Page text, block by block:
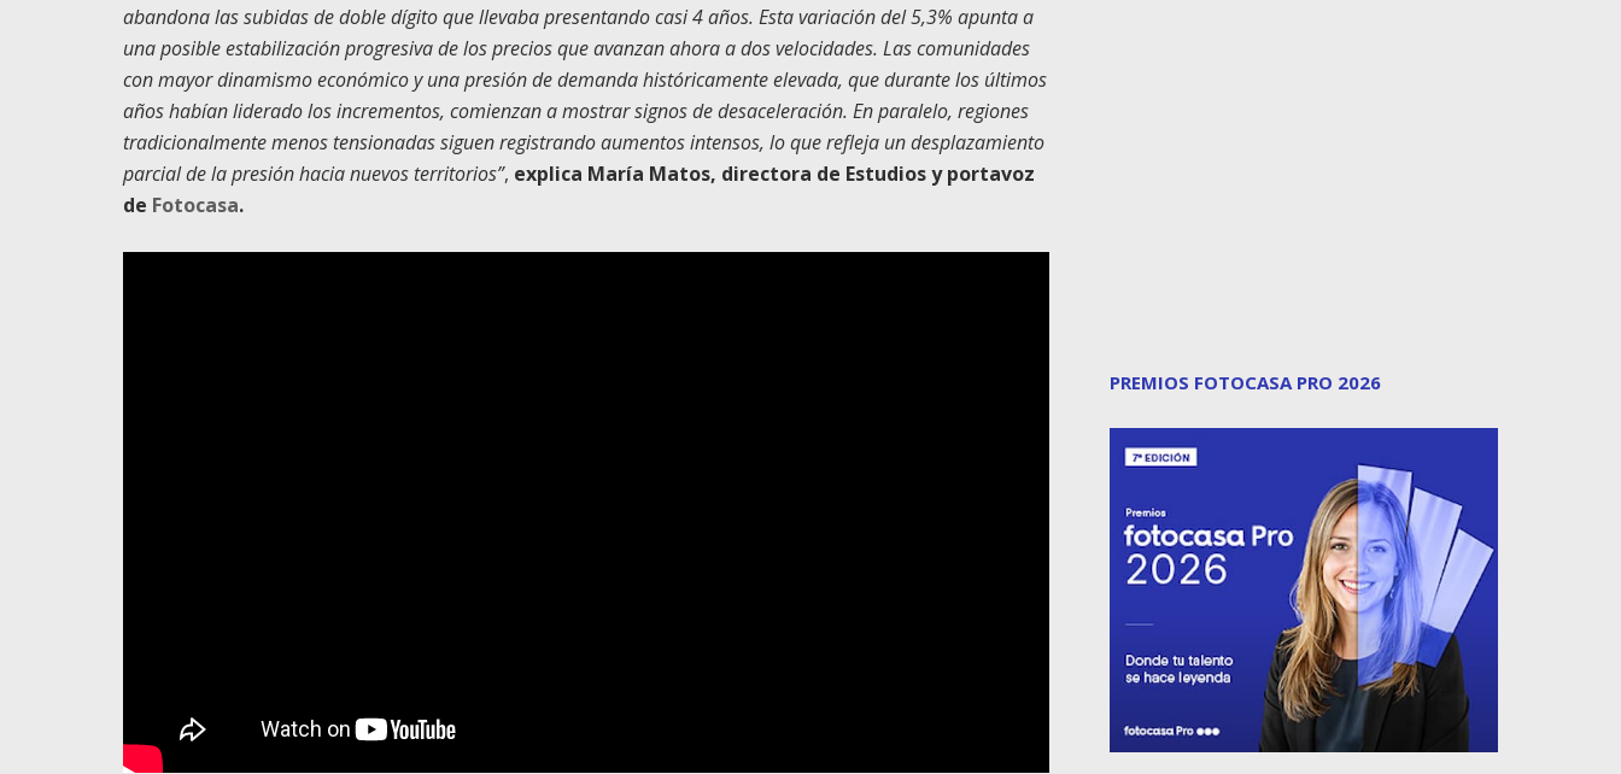
abandona las subidas de doble dígito que llevaba presentando casi 4 años. Esta variación del 5,3% apunta a
una posible estabilización progresiva de los precios que avanzan ahora a dos velocidades. Las comunidades
con mayor dinamismo económico y una presión de demanda históricamente elevada, que durante los últimos
años habían liderado los incrementos, comienzan a mostrar signos de desaceleración. En paralelo, regiones
tradicionalmente menos tensionadas siguen registrando aumentos intensos, lo que refleja un desplazamiento
parcial de la presión hacia nuevos territorios”, explica María Matos, directora de Estudios y portavoz
de Fotocasa.
PREMIOS FOTOCASA PRO 2026